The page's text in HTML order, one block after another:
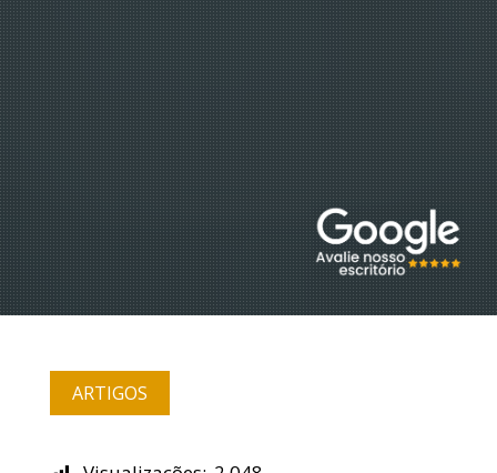
ARTIGOS